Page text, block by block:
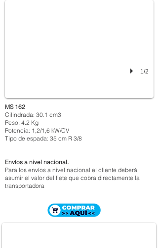
1/2
MS 162
Cilindrada: 30.1 cm3
Peso: 4.2 Kg
Potencia: 1,2/1,6 kW/CV
Tipo de espada: 35 cm R 3/8
Envíos a nivel nacional.
Para los envíos a nivel nacional el cliente deberá
asumir el valor del flete que cobra directamente la
transportadora
MOTOSIERRA STIHL MS 170